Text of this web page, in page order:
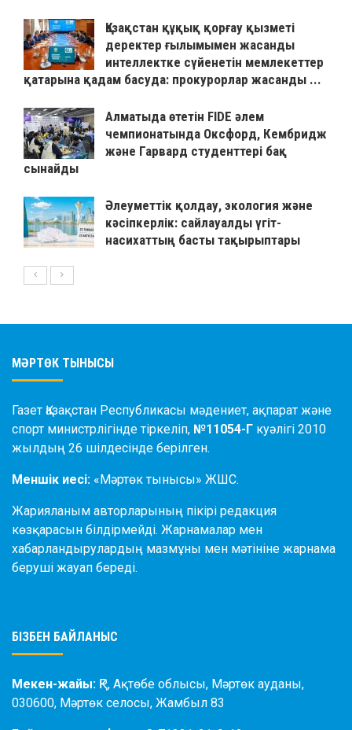
Қазақстан құқық қорғау қызметі
деректер ғылымымен жасанды
интеллектке сүйенетін мемлекеттер
қатарына қадам басуда: прокурорлар жасанды ...
Алматыда өтетін FIDE әлем
чемпионатында Оксфорд, Кембридж
және Гарвард студенттері бақ
сынайды
Әлеуметтік қолдау, экология және
кәсіпкерлік: сайлауалды үгіт-
насихаттың басты тақырыптары
МӘРТӨК ТЫНЫСЫ
Газет Қазақстан Республикасы мәдениет, ақпарат және
спорт министрлігінде тіркеліп, №11054-Г куәлігі 2010
жылдың 26 шілдесінде берілген.
Меншік иесі: «Мәртөк тынысы» ЖШС.
Жарияланым авторларының пікірі редакция
көзқарасын білдірмейді. Жарнамалар мен
хабарландырулардың мазмұны мен мәтініне жарнама
беруші жауап береді.
БІЗБЕН БАЙЛАНЫС
Мекен-жайы: ҚР, Ақтөбе облысы, Мәртөк ауданы,
030600, Мәртөк селосы, Жамбыл 83